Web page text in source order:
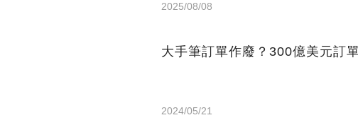
2025/08/08
大手筆訂單作廢？300億美元訂
2024/05/21